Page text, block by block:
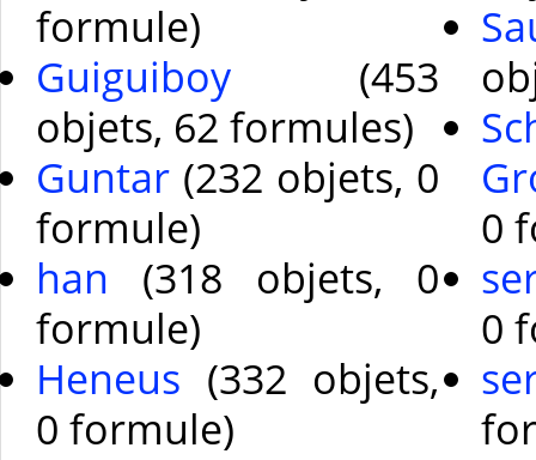
formule)
Guiguiboy (453
objets, 62 formules)
Guntar (232 objets, 0
formule)
han (318 objets, 0
formule)
Heneus (332 objets,
0 formule)
0
0